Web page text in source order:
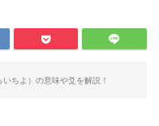
ちよ）の意味や爻を解説！